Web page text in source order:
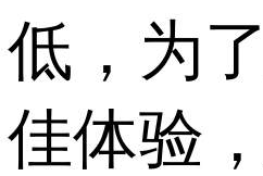
低，为
佳体验